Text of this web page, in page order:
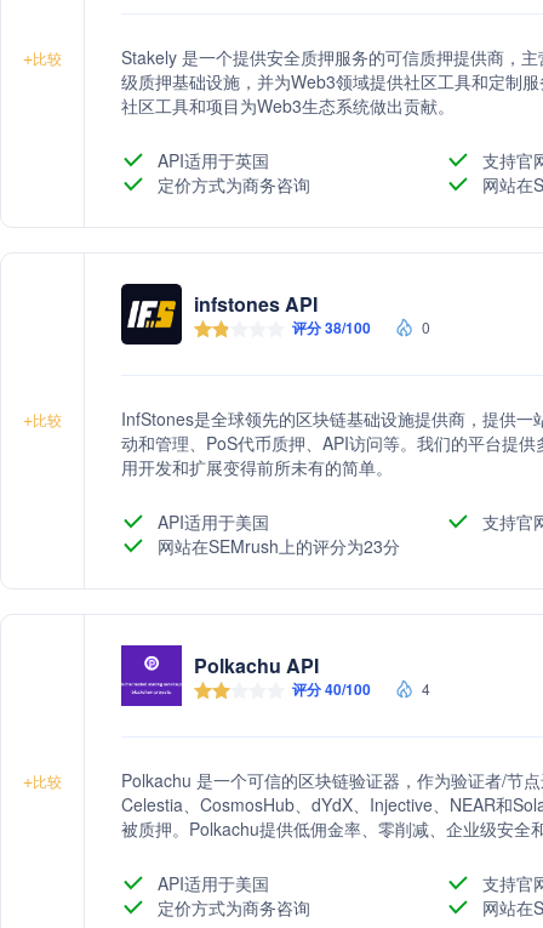
+比较
Stakely 是一个提供安全质押服务的可信质押提供商，
级质押基础设施，并为Web3领域提供社区工具和定制
社区工具和项目为Web3生态系统做出贡献。
API适用于英国
支持官
定价方式为商务咨询
网站在
+比较
infstones API
评分 38/100 0
InfStones是全球领先的区块链基础设施提供商，提供
动和管理、PoS代币质押、API访问等。我们的平台提
用开发和扩展变得前所未有的简单。
API适用于美国
支持官
网站在SEMrush上的评分为23分
+比较
Polkachu API
评分 40/100 4
Polkachu 是一个可信的区块链验证器，作为验证者/节
Celestia、CosmosHub、dYdX、Injective、NEAR和
被质押。Polkachu提供低佣金率、零削减、企业级安
API适用于美国
支持官
定价方式为商务咨询
网站在